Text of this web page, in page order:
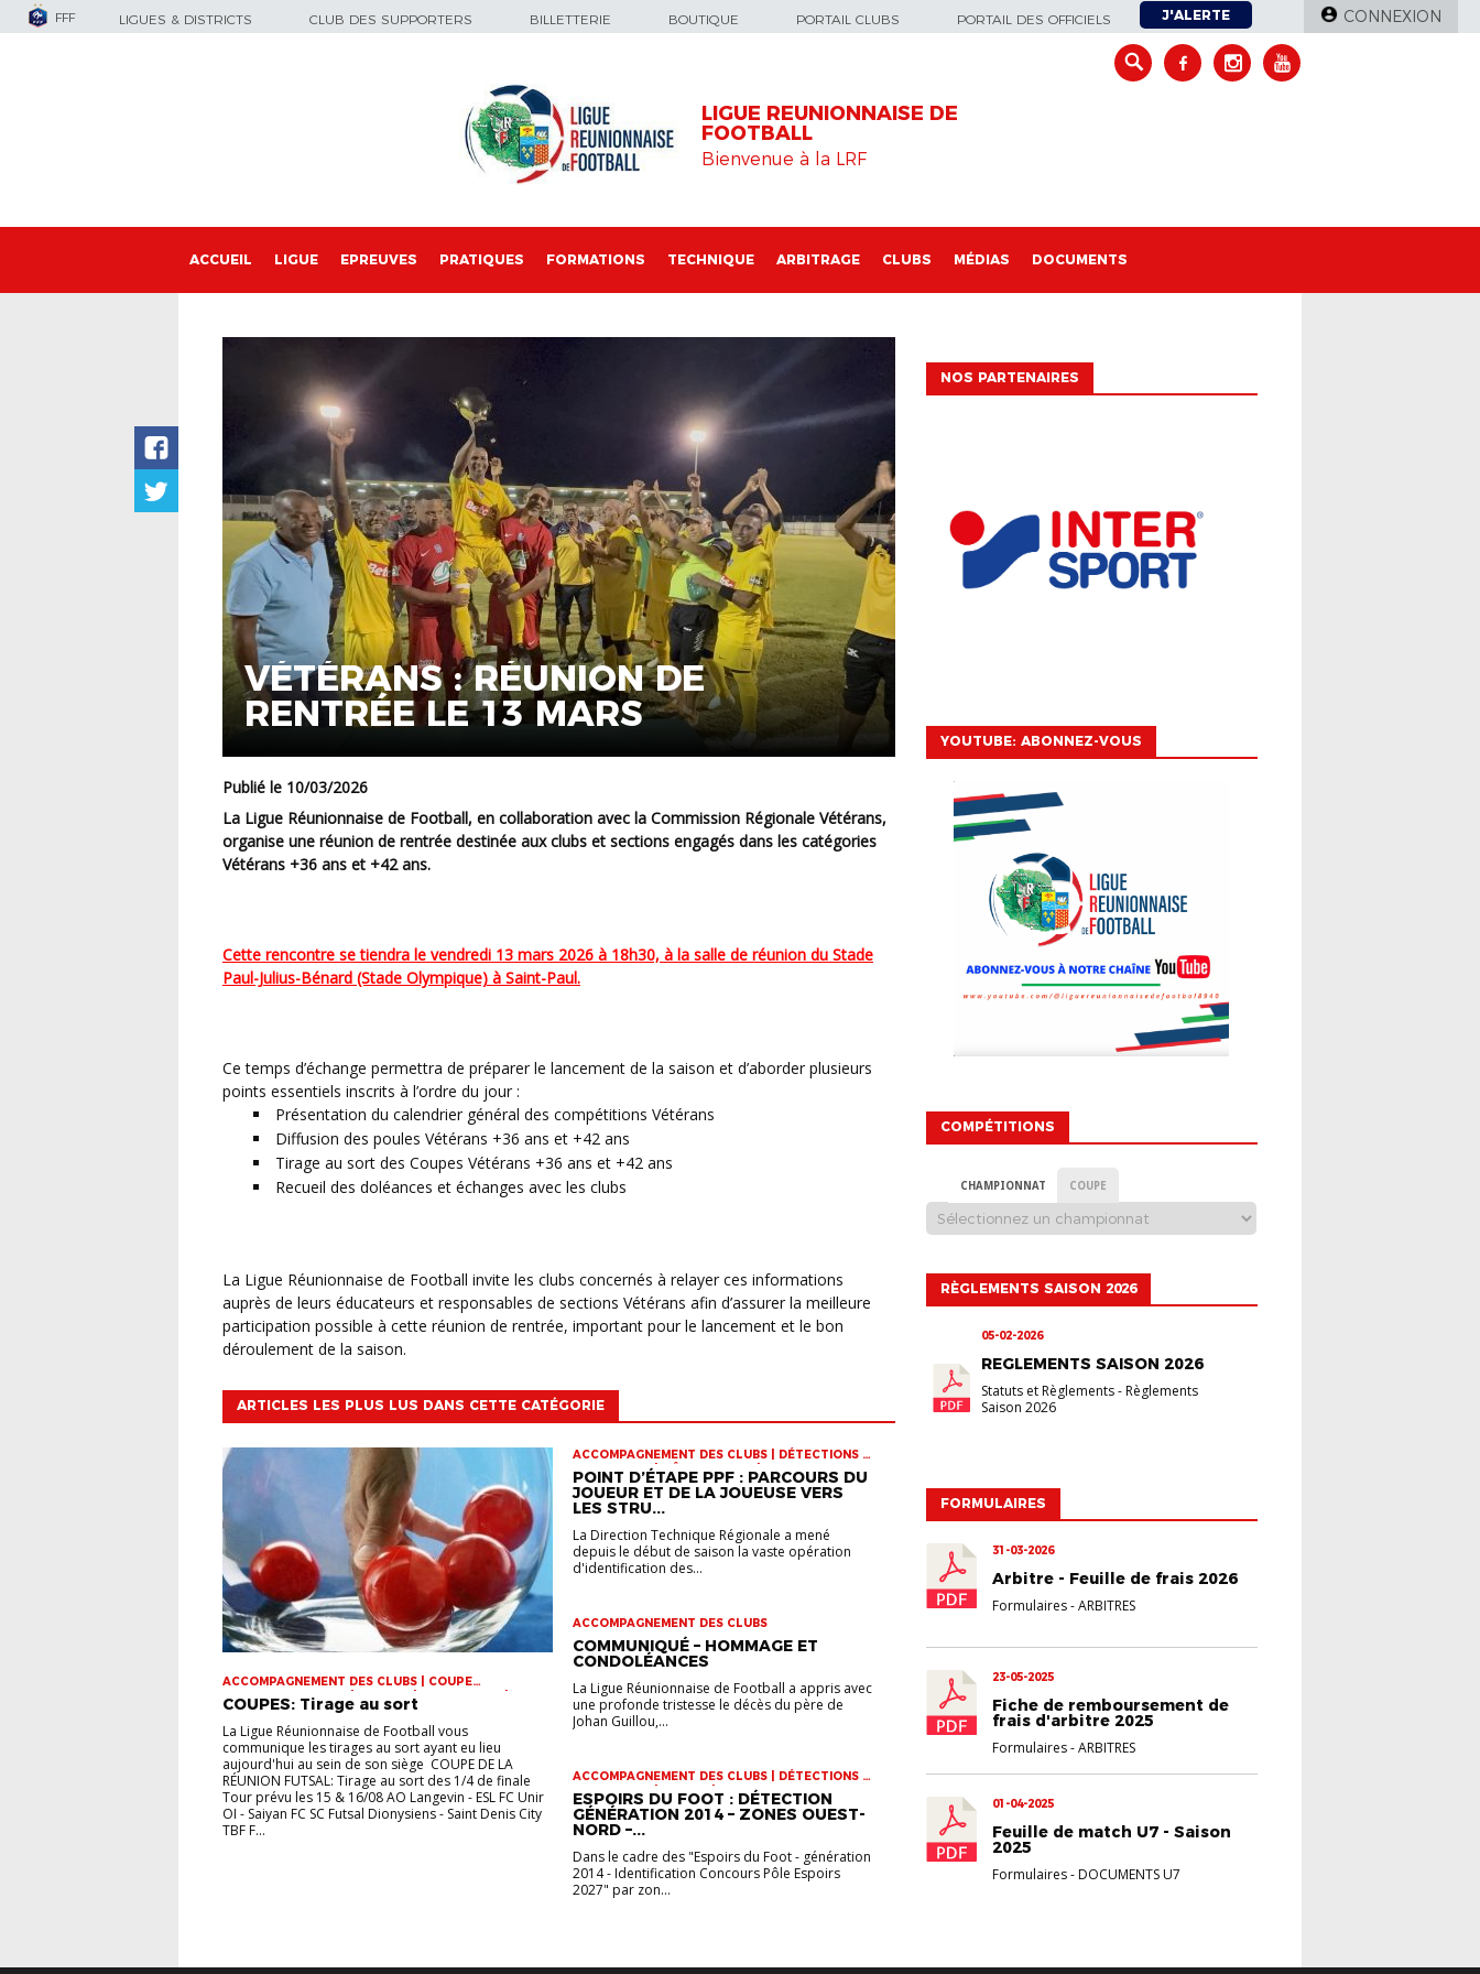
FFF LIGUES & DISTRICTS CLUB DES SUPPORTERS BILLETTERIE BOUTIQUE PORTAIL CLUBS PORTAIL DES OFFICIELS J'ALERTE CONNEXION
LIGUE REUNIONNAISE DE
FOOTBALL
Bienvenue à la LRF
ACCUEIL LIGUE EPREUVES PRATIQUES FORMATIONS TECHNIQUE ARBITRAGE CLUBS MÉDIAS DOCUMENTS
VÉTÉRANS : RÉUNION DE
RENTRÉE LE 13 MARS
Publié le 10/03/2026
La Ligue Réunionnaise de Football, en collaboration avec la Commission Régionale Vétérans,
organise une réunion de rentrée destinée aux clubs et sections engagés dans les catégories
Vétérans +36 ans et +42 ans.
Cette rencontre se tiendra le vendredi 13 mars 2026 à 18h30, à la salle de réunion du Stade
Paul-Julius-Bénard (Stade Olympique) à Saint-Paul.
Ce temps d’échange permettra de préparer le lancement de la saison et d’aborder plusieurs
points essentiels inscrits à l’ordre du jour :
Présentation du calendrier général des compétitions Vétérans
Diffusion des poules Vétérans +36 ans et +42 ans
Tirage au sort des Coupes Vétérans +36 ans et +42 ans
Recueil des doléances et échanges avec les clubs
La Ligue Réunionnaise de Football invite les clubs concernés à relayer ces informations
auprès de leurs éducateurs et responsables de sections Vétérans afin d’assurer la meilleure
participation possible à cette réunion de rentrée, important pour le lancement et le bon
déroulement de la saison.
ARTICLES LES PLUS LUS DANS CETTE CATÉGORIE
ACCOMPAGNEMENT DES CLUBS | COUPE
DOMINIQUE SAUGER | COUPES | FOOT LOISIR |
FUTSAL | INFOS-LIGUE | JEUNES | U14 | U15 | U17 |
VIE DES CLUBS
COUPES: Tirage au sort
La Ligue Réunionnaise de Football vous
communique les tirages au sort ayant eu lieu
aujourd'hui au sein de son siège COUPE DE LA
RÉUNION FUTSAL: Tirage au sort des 1/4 de finale
Tour prévu les 15 & 16/08 AO Langevin - ESL FC Unir
OI - Saiyan FC SC Futsal Dionysiens - Saint Denis City
TBF F...
ACCOMPAGNEMENT DES CLUBS | DÉTECTIONS |
INFOS-LIGUE | PÔLE ESPOIRS | SPORT-ETUDE
FÉMININ | VIE DES CLUBS
POINT D’ÉTAPE PPF : PARCOURS DU
JOUEUR ET DE LA JOUEUSE VERS
LES STRU...
La Direction Technique Régionale a mené
depuis le début de saison la vaste opération
d'identification des...
ACCOMPAGNEMENT DES CLUBS
COMMUNIQUÉ – HOMMAGE ET
CONDOLÉANCES
La Ligue Réunionnaise de Football a appris avec
une profonde tristesse le décès du père de
Johan Guillou,...
ACCOMPAGNEMENT DES CLUBS | DÉTECTIONS |
INFOS-LIGUE | JEUNES | VIE DES CLUBS
ESPOIRS DU FOOT : DÉTECTION
GÉNÉRATION 2014 – ZONES OUEST-
NORD –...
Dans le cadre des "Espoirs du Foot - génération
2014 - Identification Concours Pôle Espoirs
2027" par zon...
NOS PARTENAIRES
YOUTUBE: ABONNEZ-VOUS
COMPÉTITIONS
CHAMPIONNAT COUPE
RÈGLEMENTS SAISON 2026
05-02-2026
REGLEMENTS SAISON 2026
Statuts et Règlements- Règlements
Saison 2026
FORMULAIRES
31-03-2026
Arbitre - Feuille de frais 2026
Formulaires-ARBITRES
23-05-2025
Fiche de remboursement de
frais d'arbitre 2025
Formulaires-ARBITRES
01-04-2025
Feuille de match U7 - Saison
2025
Formulaires- DOCUMENTS U7